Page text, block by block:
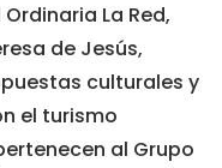
Ordinaria La Red,
de Jesús,
culturales y
el turismo
al Grupo